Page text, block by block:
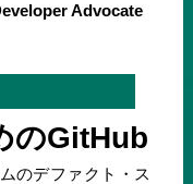
Advocate
のGitHub
のデファクト・ス